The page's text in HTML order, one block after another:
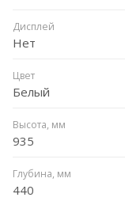
Дисплей
Нет
Цвет
Белый
Высота, мм
935
Глубина, мм
440